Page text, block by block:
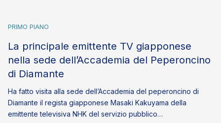
PRIMO PIANO
La principale emittente TV giapponese
nella sede dell’Accademia del Peperoncino
di Diamante
Ha fatto visita alla sede dell’Accademia del peperoncino di
Diamante il regista giapponese Masaki Kakuyama della
emittente televisiva NHK del servizio pubblico…